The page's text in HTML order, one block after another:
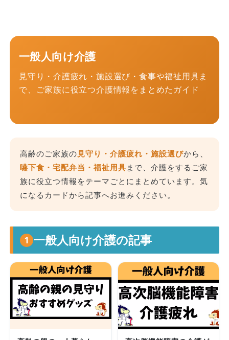
一般人向け介護
見守り・介護疲れ・施設選び・食事や福祉用具ま
で、ご家族に役立つ介護情報をまとめたガイド
高齢のご家族の見守り・介護疲れ・施設選びから、
嚥下食・宅配弁当・福祉用具 まで、介護をするご家
族に役立つ情報をテーマごとにまとめています。気
になるカードから記事へお進みください。
1 一般人向け介護の記事